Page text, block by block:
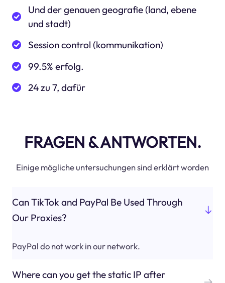
Und der genauen geografie (land, ebene
und stadt)
Session control (kommunikation)
99.5% erfolg.
24 zu 7, dafür
FRAGEN & ANTWORTEN.
Einige mögliche untersuchungen sind erklärt worden
Can TikTok and PayPal Be Used Through
Our Proxies?
PayPal do not work in our network.
Where can you get the static IP after